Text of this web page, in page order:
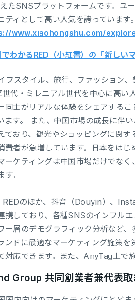
たSNSプラットフォームです。ユ
ティとして高い人気を誇っています。
www.xiaohongshu.com/explore
わかるRED（小紅書）の「新しい
フスタイル、旅行、ファッション
代・ミレニアル世代を中心に高い
同士がリアルな体験をシェアする
ます。 また、中国市場の成長に伴
ており、観光やショッピングに関
費者が急増しています。日本をは
ーケティングは中国市場だけでな
。
REDのほか、抖音（Douyin）、
携しており、各種SNSのインフル
ー層のデモグラフィック分析など
ンドに最適なマーケティング施策
対応できます。また、AnyTag上で
Group 共同創業者兼代表